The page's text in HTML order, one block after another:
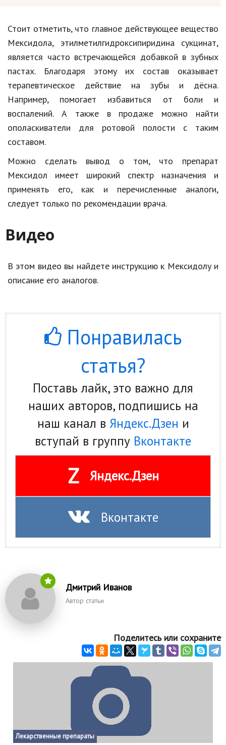
Стоит отметить, что главное действующее вещество
Мексидола, этилметилгидроксипиридина сукцинат,
является часто встречающейся добавкой в зубных
пастах. Благодаря этому их состав оказывает
терапевтическое действие на зубы и дёсна.
Например, помогает избавиться от боли и
воспалений. А также в продаже можно найти
ополаскиватели для ротовой полости с таким
составом.
Можно сделать вывод о том, что препарат
Мексидол имеет широкий спектр назначения и
применять его, как и перечисленные аналоги,
следует только по рекомендации врача.
Видео
В этом видео вы найдете инструкцию к Мексидолу и
описание его аналогов.
Понравилась
статья?
Поставь лайк, это важно для
наших авторов, подпишись на
наш канал в Яндекс.Дзен и
вступай в группу Вконтакте
Z Яндекс.Дзен
Вконтакте
Дмитрий Иванов
Автор статьи
Поделитесь или сохраните
Лекарственные препараты